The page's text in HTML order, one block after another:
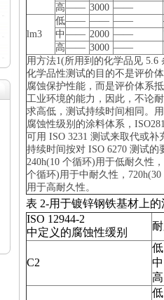
高—— 3000 ——
lm3
低—— —— ——
中 —— 2000 ——
高—— 3000 ——
用方法1(所用到的化学品见 5.6
化学品性测试的目的不是评价
腐蚀保护性能，而是评价体系
工业环境的能力，因此，不论
求高低，测试持续时间相同。
腐蚀性级别的涂料体系，
可用 ISO 3231 测试来取代或补
持续时间按对 ISO 6270 测试的
240h(10 个循环)用于低耐久性，
个循环)用于中耐久性， 720h(30
用于高耐久性。
表 2-用于镀锌钢铁基材上
ISO 12944-2
中定义的腐蚀性缓别
C2
低
中
高
低